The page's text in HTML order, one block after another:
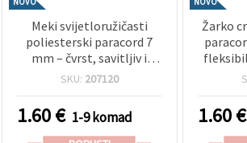
Meki svijetloružičasti
poliesterski paracord 7
mm – čvrst, savitljiv i
ukrasni konop za hobi i
SKU: 207120
1.60€ 1-9 komad
Žarko
vrvica
1.60€